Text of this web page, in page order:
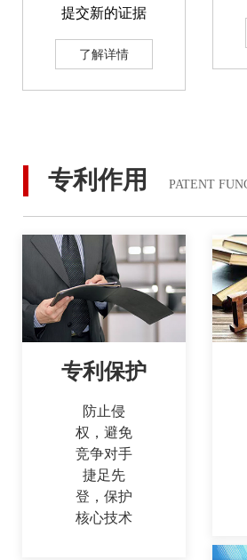
提交新的证据
了解详情
专利作用 PATENT
专利保护
防止侵
权，避免
竞争对手
捷足先
登，保护
核心技术